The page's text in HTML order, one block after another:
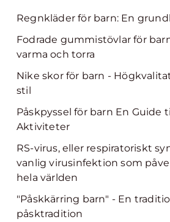
Regnkläder för barn: En
Fodrade gummistövlar för
varma och torra
Nike skor för barn -
stil
Påskpyssel för barn En Guide
Aktiviteter
RS-virus, eller respiratoriskt
vanlig virusinfektion som
hela världen
"Påskkärring barn" - En
påsktradition